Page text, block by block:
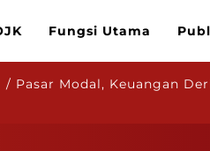
Fungsi Utama
Pasar Modal, Keuangan